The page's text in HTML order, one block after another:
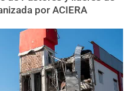
por ACIERA